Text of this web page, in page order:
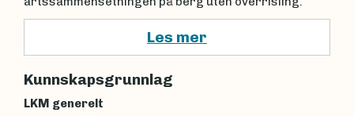
Les mer
Kunnskapsgrunnlag
LKM generelt